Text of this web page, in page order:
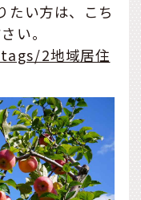
たい方は、こち
い。
2地域居住